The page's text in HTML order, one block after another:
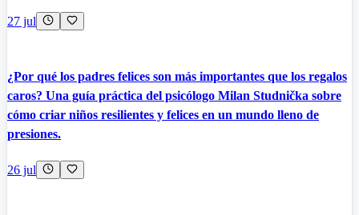
27 jul
¿Por qué los padres felices son más importantes que los regalos
caros? Una guía práctica del psicólogo Milan Studnička sobre
cómo criar niños resilientes y felices en un mundo lleno de
presiones.
26 jul